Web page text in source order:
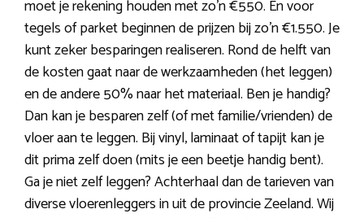
moet je rekening houden met zo’n €550. En voor
tegels of parket beginnen de prijzen bij zo’n €1.550. Je
kunt zeker besparingen realiseren. Rond de helft van
de kosten gaat naar de werkzaamheden (het leggen)
en de andere 50% naar het materiaal. Ben je handig?
Dan kan je besparen zelf (of met familie/vrienden) de
vloer aan te leggen. Bij vinyl, laminaat of tapijt kan je
dit prima zelf doen (mits je een beetje handig bent).
Ga je niet zelf leggen? Achterhaal dan de tarieven van
diverse vloerenleggers in uit de provincie Zeeland. Wij